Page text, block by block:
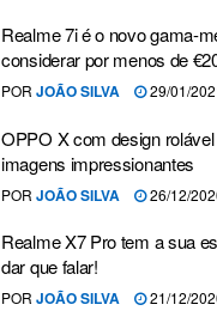
Realme 7i é o novo gama-
considerar por menos de
POR JOÃO SILVA 29/01/
OPPO X com design
imagens impressionantes
POR JOÃO SILVA 26/12/
Realme X7 Pro tem a sua
dar que falar!
POR JOÃO SILVA 21/12/